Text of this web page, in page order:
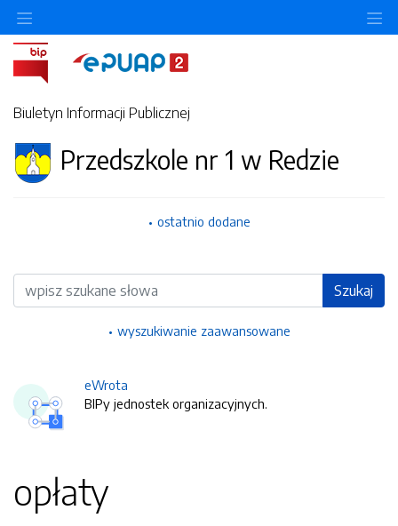
Biuletyn Informacji Publicznej
Przedszkole nr 1 w Redzie
ostatnio dodane
Wyszukiwarka Szukaj
wyszukiwanie zaawansowane
eWrota
BIPy jednostek organizacyjnych.
opłaty